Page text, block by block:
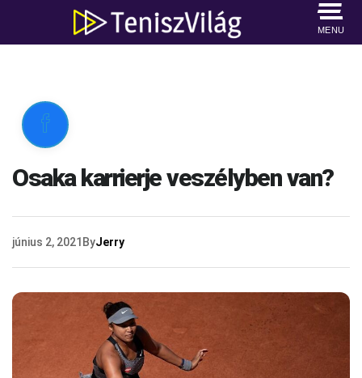
MENU

Osaka karrierje veszélyben van?
június 2, 2021 ByJerry